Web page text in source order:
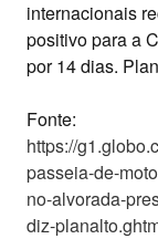
internacionais
positivo para a
por 14 dias.
Fonte:
https://
passeia-de-
no-alvorada-
diz-